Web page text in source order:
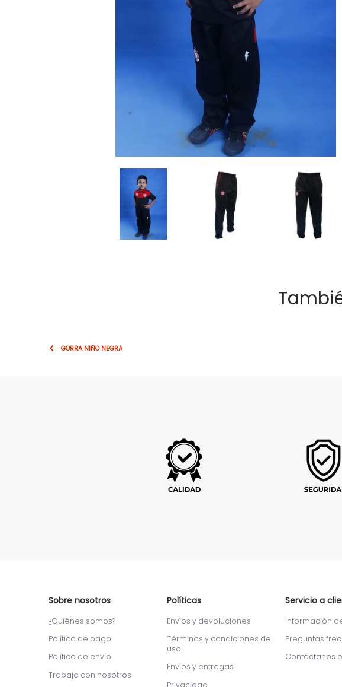
GORRA NIÑO NEGRA
Sobre nosotros
¿Quiénes somos?
Política de pago
Política de envío
Trabaja con nosotros
Políticas
Envíos y devoluciones
Términos y condiciones de
uso
Envíos y entregas
Privacidad
Servicio a
Información
Preguntas
Contáctanos